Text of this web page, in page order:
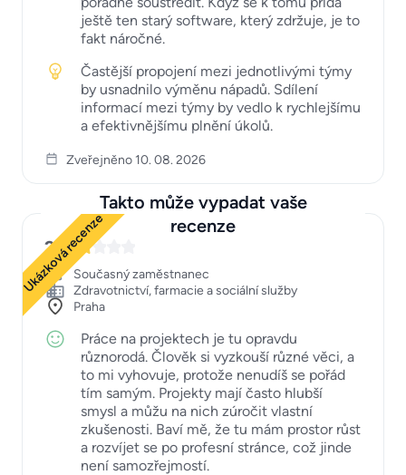
ještě ten starý software, který zdržuje, je to
fakt náročné.
Častější propojení mezi jednotlivými týmy
by usnadnilo výměnu nápadů. Sdílení
informací mezi týmy by vedlo k rychlejšímu
a efektivnějšímu plnění úkolů.
Zveřejněno 10. 08. 2026
Takto může vypadat vaše
recenze
Ukázková recenze
2
Současný zaměstnanec
Zdravotnictví, farmacie a sociální služby
Praha
Práce na projektech je tu opravdu
různorodá. Člověk si vyzkouší různé věci, a
to mi vyhovuje, protože nenudíš se pořád
tím samým. Projekty mají často hlubší
smysl a můžu na nich zúročit vlastní
zkušenosti. Baví mě, že tu mám prostor růst
a rozvíjet se po profesní stránce, což jinde
není samozřejmostí.